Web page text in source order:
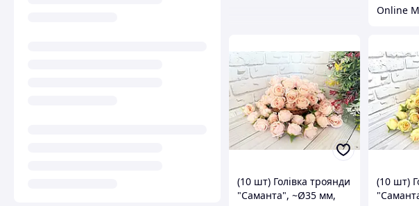
(10 шт) Голівка троянди
"Саманта", ~Ø35 мм,
(10 шт)